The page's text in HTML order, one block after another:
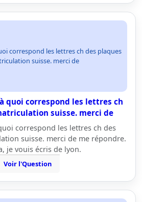
correspond les lettres ch des plaques
suisse. merci de
quoi correspond les lettres ch
suisse. merci de
correspond les lettres ch des
suisse. merci de me répondre.
je vouis écris de lyon.
Voir l'Question